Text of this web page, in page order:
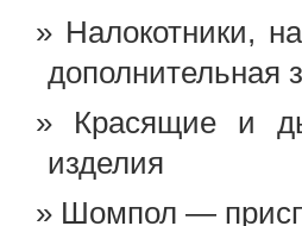
Налокотники,
дополнительная
Красящие и
изделия
Шомпол —